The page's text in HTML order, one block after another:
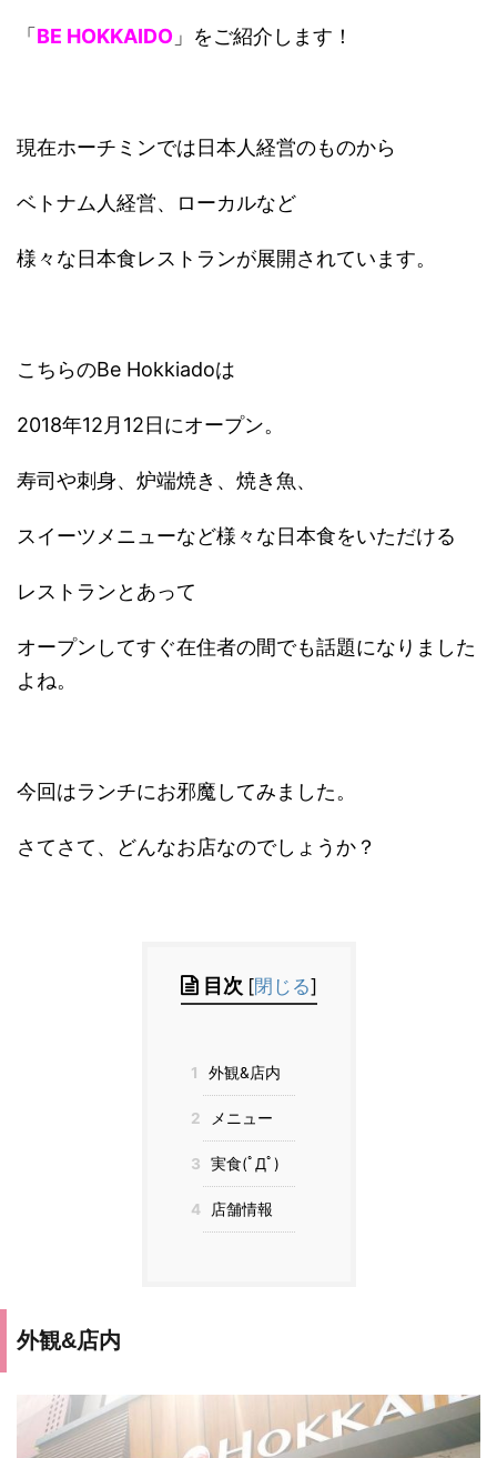
「 BE HOKKAIDO 」をご紹介します！
現在ホーチミンでは日本人経営のものから
ベトナム人経営、ローカルなど
様々な日本食レストランが展開されています。
こちらのBe Hokkiadoは
2018年12月12日にオープン。
寿司や刺身、炉端焼き、焼き魚、
スイーツメニューなど様々な日本食をいただける
レストランとあって
オープンしてすぐ在住者の間でも話題になりました
よね。
今回はランチにお邪魔してみました。
さてさて、どんなお店なのでしょうか？
目次 [閉じる]
1 外観&店内
2 メニュー
3 実食(ﾟДﾟ)
4 店舗情報
外観&店内